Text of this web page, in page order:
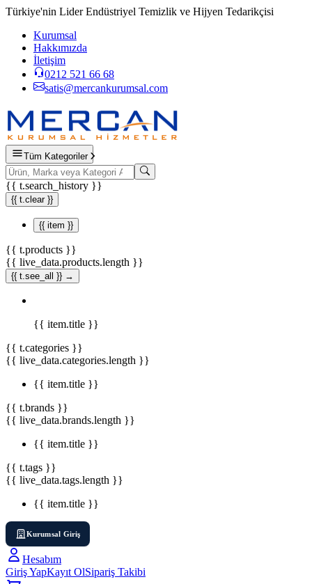
Türkiye'nin Lider Endüstriyel Temizlik ve Hijyen Tedarikçisi
Kurumsal
Hakkımızda
İletişim
0212 521 66 68
satis@mercankurumsal.com
Tüm Kategoriler
{{ t.search_history }}
{{ t.clear }}
{{ item }}
{{ t.products }}
{{ live_data.products.length }}
{{ t.see_all }} →
{{ item.title }}
{{ t.categories }}
{{ live_data.categories.length }}
{{ item.title }}
{{ t.brands }}
{{ live_data.brands.length }}
{{ item.title }}
{{ t.tags }}
{{ live_data.tags.length }}
{{ item.title }}
Kurumsal Giriş
Hesabım
Giriş YapKayıt OlSipariş Takibi